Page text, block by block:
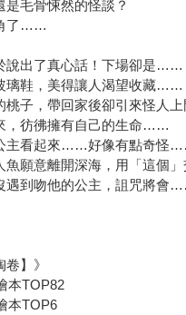
毛骨悚然的怪談？
了……
說出了真心話！下場卻是……
璃鞋，美得讓人渴望收藏……
桃子，帶回家後卻引來怪人
，彷彿擁有自己的生命……
主看起來……好像有點奇怪
魚願意離開深海，用「這個
遇到吻他的公主，詛咒將會
】》
本TOP82
本TOP6